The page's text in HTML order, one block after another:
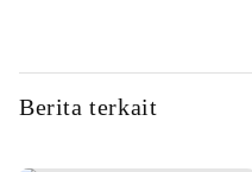
Berita terkait